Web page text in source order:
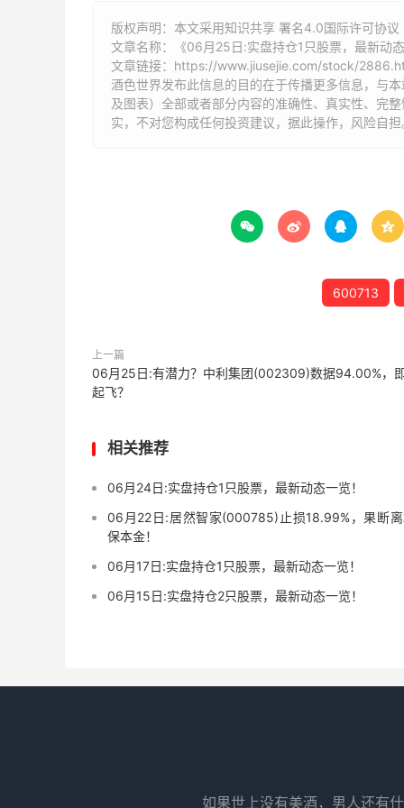
版权声明：本文采用知识共享 署名4.0国际许可协
文章名称：《06月25日:实盘持仓1只股票，最新动
文章链接： https://www.jiusejie.com/stock/
酒色世界发布此信息的目的在于传播更多信息，与
及图表）全部或者部分内容的准确性、真实性、完
实，不对您构成任何投资建议，据此操作，风险自担
   
600713
上一篇
06月25日:有潜力？中利集团(002309)数据94.00%，
起飞？
相关推荐
06月24日:实盘持仓1只股票，最新动态一览！
06月22日:居然智家(000785)止损18.99%，果断
保本金！
06月17日:实盘持仓1只股票，最新动态一览！
06月15日:实盘持仓2只股票，最新动态一览！
如果世上没有美酒，男人还有